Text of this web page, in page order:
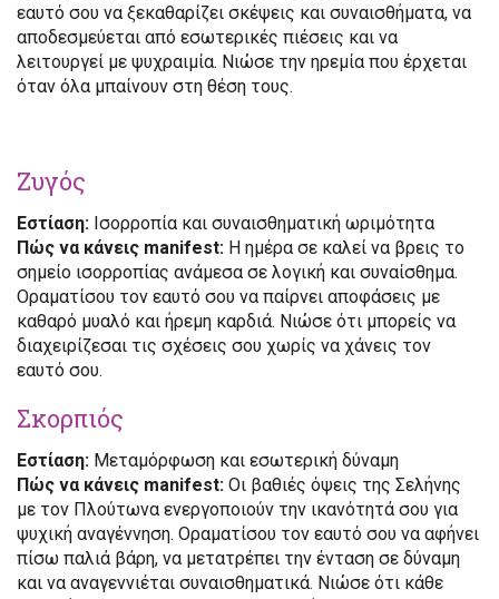
εαυτό σου να ξεκαθαρίζει σκέψεις και συναισθήματα, να
αποδεσμεύεται από εσωτερικές πιέσεις και να
λειτουργεί με ψυχραιμία. Νιώσε την ηρεμία που έρχεται
όταν όλα μπαίνουν στη θέση τους.
Ζυγός
Εστίαση: Ισορροπία και συναισθηματική ωριμότητα
Πώς να κάνεις manifest: Η ημέρα σε καλεί να βρεις το
σημείο ισορροπίας ανάμεσα σε λογική και συναίσθημα.
Οραματίσου τον εαυτό σου να παίρνει αποφάσεις με
καθαρό μυαλό και ήρεμη καρδιά. Νιώσε ότι μπορείς να
διαχειρίζεσαι τις σχέσεις σου χωρίς να χάνεις τον
εαυτό σου.
Σκορπιός
Εστίαση: Μεταμόρφωση και εσωτερική δύναμη
Πώς να κάνεις manifest: Οι βαθιές όψεις της Σελήνης
με τον Πλούτωνα ενεργοποιούν την ικανότητά σου για
ψυχική αναγέννηση. Οραματίσου τον εαυτό σου να αφήνει
πίσω παλιά βάρη, να μετατρέπει την ένταση σε δύναμη
και να αναγεννιέται συναισθηματικά. Νιώσε ότι κάθε